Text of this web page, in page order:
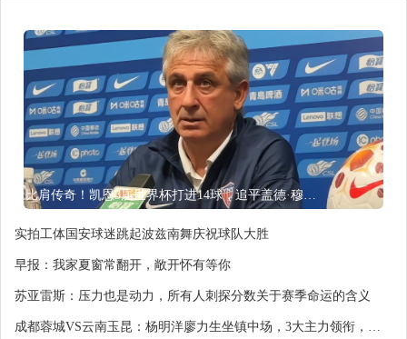
比肩传奇！凯恩3届世界杯打进14球，追平盖德·穆勒并排前史第5
实拍工体国安球迷跳起波兹南舞庆祝球队大胜
早报：我家夏窗常翻开，敞开怀有等你
苏亚雷斯：压力也是动力，所有人刺探分数关于赛季命运的含义
成都蓉城VS云南玉昆：杨明洋廖力生坐镇中场，3大主力领衔，费